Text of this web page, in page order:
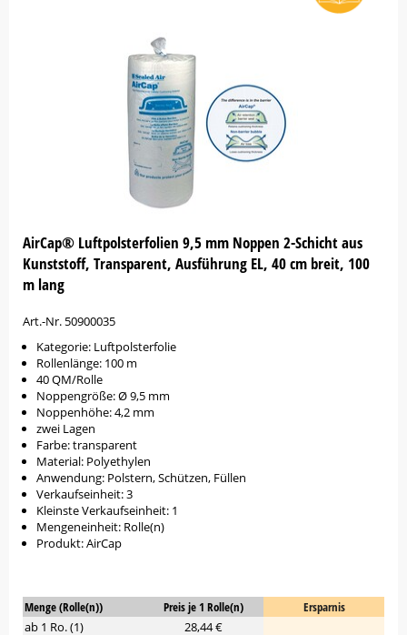
AirCap® Luftpolsterfolien 9,5 mm Noppen 2-Schicht aus
Kunststoff, Transparent, Ausführung EL, 40 cm breit, 100
m lang
Art.-Nr. 50900035
Kategorie: Luftpolsterfolie
Rollenlänge: 100 m
40 QM/Rolle
Noppengröße: Ø 9,5 mm
Noppenhöhe: 4,2 mm
zwei Lagen
Farbe: transparent
Material: Polyethylen
Anwendung: Polstern, Schützen, Füllen
Verkaufseinheit: 3
Kleinste Verkaufseinheit: 1
Mengeneinheit: Rolle(n)
Produkt: AirCap
Menge (Rolle(n)) Preis je 1 Rolle(n)
Ersparnis
ab 1 Ro. (1)
28,44 €